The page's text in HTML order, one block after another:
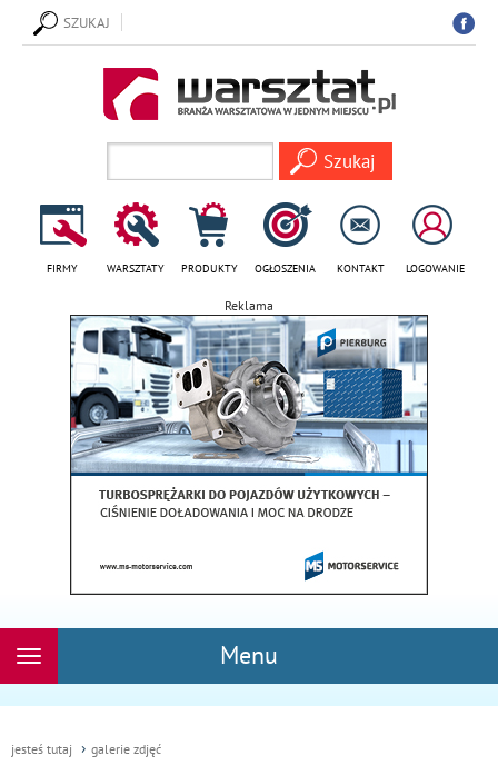
SZUKAJ
FIRMY WARSZTATY PRODUKTY OGŁOSZENIA KONTAKT LOGOWANIE
Reklama
Menu
Rozwiń
jesteś tutaj galerie zdjęć